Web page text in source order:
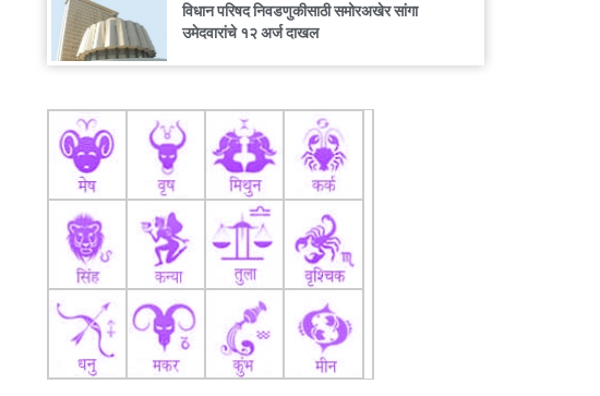
विधान परिषद निवडणुकीसाठी समोरअखेर सांगा
उमेदवारांचे १२ अर्ज दाखल